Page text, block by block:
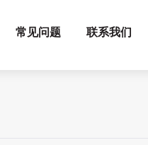
常见问题 联系我们